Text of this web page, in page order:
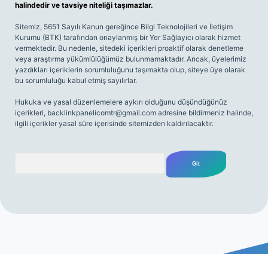
halindedir ve tavsiye niteliği taşımazlar.
Sitemiz, 5651 Sayılı Kanun gereğince Bilgi Teknolojileri ve İletişim
Kurumu (BTK) tarafından onaylanmış bir Yer Sağlayıcı olarak hizmet
vermektedir. Bu nedenle, sitedeki içerikleri proaktif olarak denetleme
veya araştırma yükümlülüğümüz bulunmamaktadır. Ancak, üyelerimiz
yazdıkları içeriklerin sorumluluğunu taşımakta olup, siteye üye olarak
bu sorumluluğu kabul etmiş sayılırlar.
Hukuka ve yasal düzenlemelere aykırı olduğunu düşündüğünüz
içerikleri, backlinkpanelicomtr@gmail.com adresine bildirmeniz halinde,
ilgili içerikler yasal süre içerisinde sitemizden kaldırılacaktır.